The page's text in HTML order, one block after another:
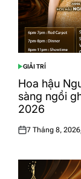
POSTED
IN
GIẢI TRÍ
Hoa hậu
sàng ngồi
2026
Posted
7 Tháng 8, 2026